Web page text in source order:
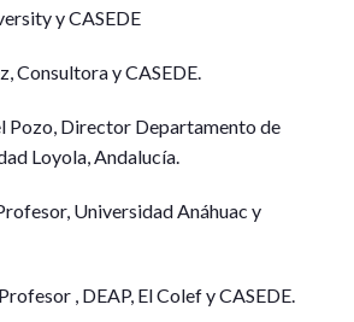
y CASEDE
Consultora y CASEDE.
Pozo, Director Departamento de
Loyola, Andalucía.
Universidad Anáhuac y
, DEAP, El Colef y CASEDE.